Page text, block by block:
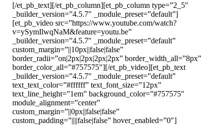
[/et_pb_text][/et_pb_column][et_pb_column type=”2_5″
_builder_version=”4.5.7″ _module_preset=”default”]
[et_pb_video src=”https://www.youtube.com/watch?
v=ySymIlwqNaM&feature=youtu.be”
_builder_version=”4.5.7″ _module_preset=”default”
custom_margin=”||10px||false|false”
border_radii=”on|2px|2px|2px|2px” border_width_all=”8px”
border_color_all=”#757575″][/et_pb_video][et_pb_text
_builder_version=”4.5.7″ _module_preset=”default”
text_text_color=”#ffffff” text_font_size=”12px”
text_line_height=”1em” background_color=”#757575″
module_alignment=”center”
custom_margin=”||0px||false|false”
custom_padding=”||||false|false” hover_enabled=”0″]